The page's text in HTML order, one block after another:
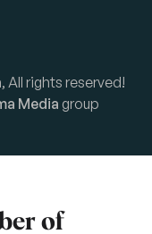
All rights reserved!
Media group
of